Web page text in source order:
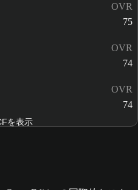
OVR
75
OVR
74
OVR
74
を表示